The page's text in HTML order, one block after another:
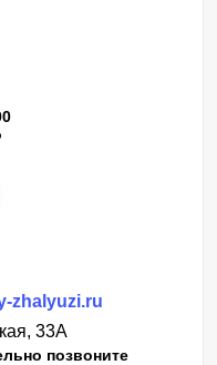
zhalyuzi.ru
33А
позвоните